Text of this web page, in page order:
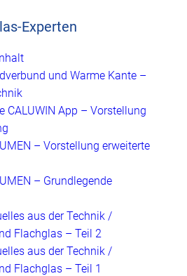
Experten
und Warme Kante –
CALUWIN App – Vorstellung
– Vorstellung erweiterte
– Grundlegende
aus der Technik /
Flachglas – Teil 2
aus der Technik /
Flachglas – Teil 1